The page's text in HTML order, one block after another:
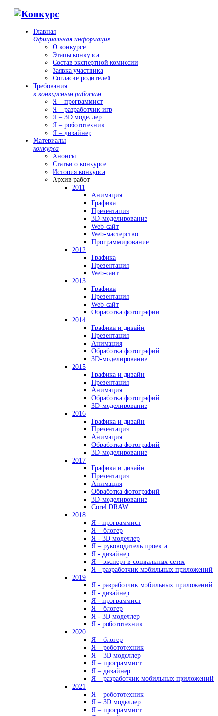
Главная
Официальная информация
О конкурсе
Этапы конкурса
Состав экспертной комиссии
Заявка участника
Согласие родителей
Требования
к конкурсным работам
Я – программист
Я – разработчик игр
Я – 3D моделлер
Я – робототехник
Я – дизайнер
Материалы
конкурса
Анонсы
Статьи о конкурсе
История конкурса
Архив работ
2011
Анимация
Графика
Презентация
3D-моделирование
Web-сайт
Web-мастерство
Программирование
2012
Графика
Презентация
Web-сайт
2013
Графика
Презентация
Web-сайт
Обработка фотографий
2014
Графика и дизайн
Презентация
Анимация
Обработка фотографий
3D-моделирование
2015
Графика и дизайн
Презентация
Анимация
Обработка фотографий
3D-моделирование
2016
Графика и дизайн
Презентация
Анимация
Обработка фотографий
3D-моделирование
2017
Графика и дизайн
Презентация
Анимация
Обработка фотографий
3D-моделирование
Corel DRAW
2018
Я - программист
Я – блогер
Я - 3D моделлер
Я – руководитель проекта
Я - дизайнер
Я – эксперт в социальных сетях
Я - разработчик мобильных приложений
2019
Я - разработчик мобильных приложений
Я - дизайнер
Я - программист
Я – блогер
Я - 3D моделлер
Я - робототехник
2020
Я – блогер
Я – робототехник
Я – 3D моделлер
Я – программист
Я – дизайнер
Я – разработчик мобильных приложений
2021
Я – робототехник
Я – 3D моделлер
Я – программист